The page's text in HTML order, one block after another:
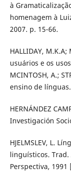
à
homenagem à
2007. p. 15-66.
HALLIDAY, M.K.A;
usuários e os
MCINTOSH, A.;
ensino de
HERNÁNDEZ
Investigación
HJELMSLEV, L.
linguísticos. Trad.
Perspectiva, 1991